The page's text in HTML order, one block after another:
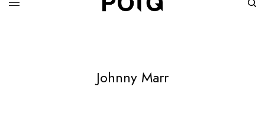
Johnny Marr